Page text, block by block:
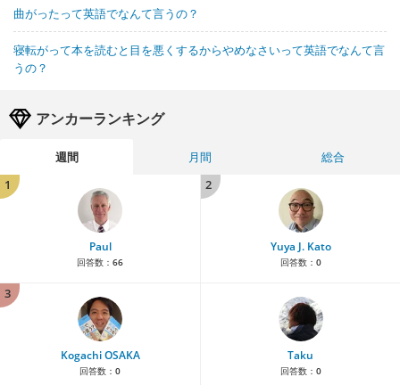
曲がったって英語でなんて言うの？
寝転がって本を読むと目を悪くするからやめなさいって英語でなんて言
うの？
アンカーランキング
週間 月間
総合
1
Paul
回答数： 66
2
Yuya J. Kato
回答数： 0
3
Kogachi OSAKA
回答数： 0
Taku
回答数： 0